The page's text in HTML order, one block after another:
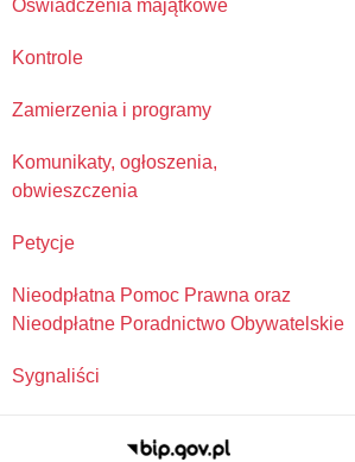
Oświadczenia majątkowe
Kontrole
Zamierzenia i programy
Komunikaty, ogłoszenia,
obwieszczenia
Petycje
Nieodpłatna Pomoc Prawna oraz
Nieodpłatne Poradnictwo Obywatelskie
Sygnaliści